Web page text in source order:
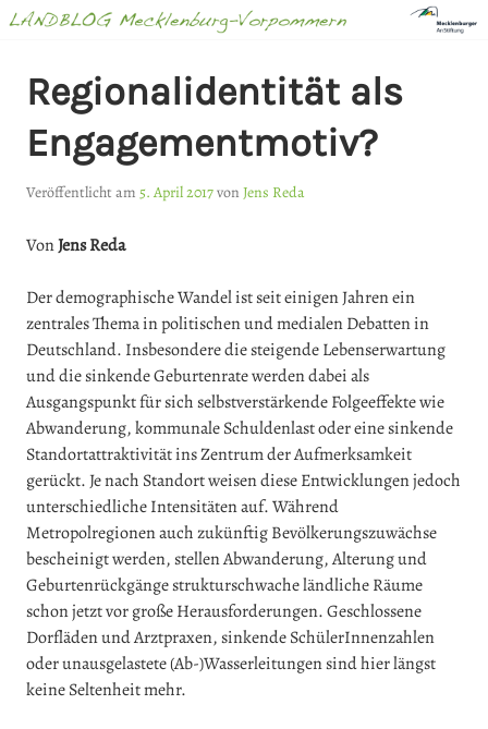
Springe
LANDBLOG
MECKLENBURG-
VORPOMMERN
Regionalidentität als
Engagementmotiv?
Veröffentlicht am 5. April 2017von Jens Reda
VonJens Reda
Der demographische Wandel ist seit einigen Jahren ein
zentrales Thema in politischen und medialen Debatten in
Deutschland. Insbesondere die steigende Lebenserwartung
und die sinkende Geburtenrate werden dabei als
Ausgangspunkt für sich selbstverstärkende Folgeeffekte wie
Abwanderung, kommunale Schuldenlast oder eine sinkende
Standortattraktivität ins Zentrum der Aufmerksamkeit
gerückt. Je nach Standort weisen diese Entwicklungen jedoch
unterschiedliche Intensitäten auf. Während
Metropolregionen auch zukünftig Bevölkerungszuwächse
bescheinigt werden, stellen Abwanderung, Alterung und
Geburtenrückgänge strukturschwache ländliche Räume
schon jetzt vor große Herausforderungen. Geschlossene
Dorfläden und Arztpraxen, sinkende SchülerInnenzahlen
oder unausgelastete (Ab-)Wasserleitungen sind hier längst
keine Seltenheit mehr.